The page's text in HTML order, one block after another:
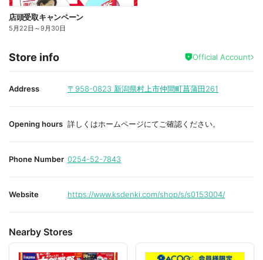
店頭受取キャンペーン
5月22日 ～9月30日
Store info Official Account
Address 〒958-0823 新潟県村上市仲間町菖蒲田261
Opening hours 詳しくはホームページにてご確認ください。
Phone Number 0254-52-7843
Website https://www.ksdenki.com/shop/s/s0153004/
Nearby Stores